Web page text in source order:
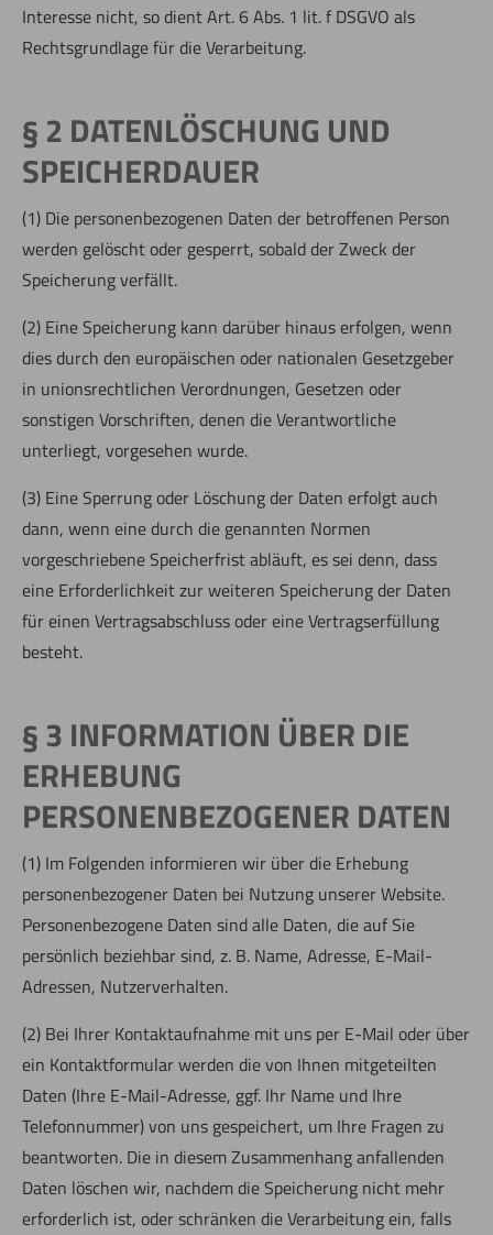
Interesse nicht, so dient Art. 6 Abs. 1 lit. f DSGVO als
Rechtsgrundlage für die Verarbeitung.
§ 2 DATENLÖSCHUNG UND
SPEICHERDAUER
(1) Die personenbezogenen Daten der betroffenen Person
werden gelöscht oder gesperrt, sobald der Zweck der
Speicherung verfällt.
(2) Eine Speicherung kann darüber hinaus erfolgen, wenn
dies durch den europäischen oder nationalen Gesetzgeber
in unionsrechtlichen Verordnungen, Gesetzen oder
sonstigen Vorschriften, denen die Verantwortliche
unterliegt, vorgesehen wurde.
(3) Eine Sperrung oder Löschung der Daten erfolgt auch
dann, wenn eine durch die genannten Normen
vorgeschriebene Speicherfrist abläuft, es sei denn, dass
eine Erforderlichkeit zur weiteren Speicherung der Daten
für einen Vertragsabschluss oder eine Vertragserfüllung
besteht.
§ 3 INFORMATION ÜBER DIE
ERHEBUNG
PERSONENBEZOGENER DATEN
(1) Im Folgenden informieren wir über die Erhebung
personenbezogener Daten bei Nutzung unserer Website.
Personenbezogene Daten sind alle Daten, die auf Sie
persönlich beziehbar sind, z. B. Name, Adresse, E-Mail-
Adressen, Nutzerverhalten.
(2) Bei Ihrer Kontaktaufnahme mit uns per E-Mail oder über
ein Kontaktformular werden die von Ihnen mitgeteilten
Daten (Ihre E-Mail-Adresse, ggf. Ihr Name und Ihre
Telefonnummer) von uns gespeichert, um Ihre Fragen zu
beantworten. Die in diesem Zusammenhang anfallenden
Daten löschen wir, nachdem die Speicherung nicht mehr
erforderlich ist, oder schränken die Verarbeitung ein, falls